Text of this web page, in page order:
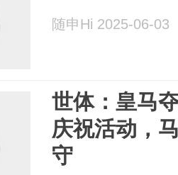
随申Hi 2025-06-03
世体：皇马
庆祝活动，
守